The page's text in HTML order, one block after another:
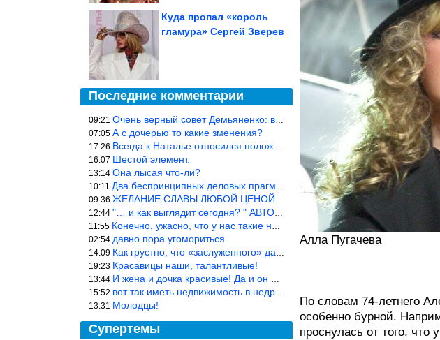
Куда пропал «король
гламура» Сергей Зверев
Последние комментарии
09:21 Очень верный совет Демьяненко: в этой среде надо либо иметь зубы
07:05 А с дочерью то какие зменения?
17:26 Всегда к Наталье относился положительно… Время покажет, что буде
16:07 Шестой элемент.
13:14 Она лысая что-ли?
10:11 Два беспринципных деловых прагматика нашли друг друга и «остепен
09:36 ЖЕЛАНИЕ СЛАВЫ ЛЮБОЙ ЦЕНОЙ.
12:44 "… и как выглядит сегодня? " АВТОР, РЕДАКТОР — ВЫ ЧТО
11:55 Конечно, ужасно, что у нас такие недалёкие и прямые люди… Как мо
02:54 давно пора угомориться
14:09 Как грустно, что «заслуженного» дают не заслуженно, а (чаще) по-
19:23 Красавицы наши, талантливые!
13:44 И жена и дочка красивые! Да и он настоящий мужик!
15:52 вот так иметь недвижимость в недружественных странах Могут забра
13:31 Молодцы!
Супертемы
Алла Пугачева
По словам 74-летнего
особенно бурной.
проснулась от того,